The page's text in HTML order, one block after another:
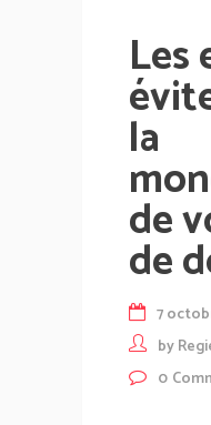
Les
la
de
de
7
by
0